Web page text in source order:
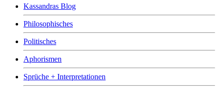
Kassandras Blog
Philosophisches
Politisches
Aphorismen
Sprüche + Interpretationen